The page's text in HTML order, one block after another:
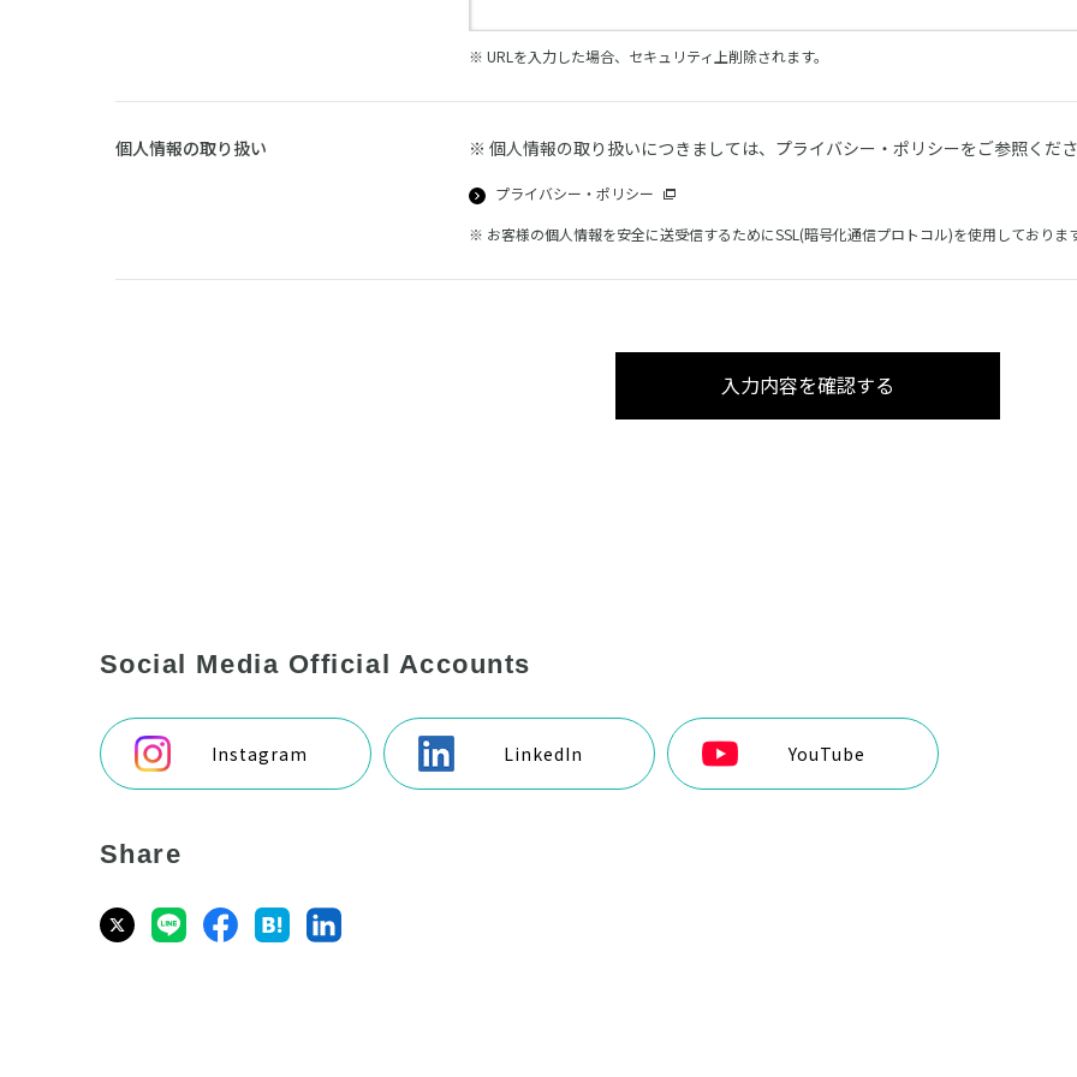
※ URLを入力した場合、セキュリティ上削除されます。
個人情報の取り扱い ※ 個人情報の取り扱いにつきましては、プライバシー・ポリシーをご参照くださ
プライバシー・ポリシー
※ お客様の個人情報を安全に送受信するためにSSL(暗号化通信プロトコル)を使用しております
入力内容を確認する
Social Media Official Accounts
Instagram LinkedIn YouTube
Share